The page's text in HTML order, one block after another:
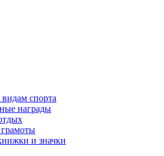
спорта
награды
и значки